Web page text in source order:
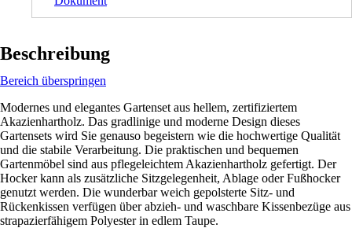
Beschreibung
Bereich überspringen
Modernes und elegantes Gartenset aus hellem, zertifiziertem
Akazienhartholz. Das gradlinige und moderne Design dieses
Gartensets wird Sie genauso begeistern wie die hochwertige Qualität
und die stabile Verarbeitung. Die praktischen und bequemen
Gartenmöbel sind aus pflegeleichtem Akazienhartholz gefertigt. Der
Hocker kann als zusätzliche Sitzgelegenheit, Ablage oder Fußhocker
genutzt werden. Die wunderbar weich gepolsterte Sitz- und
Rückenkissen verfügen über abzieh- und waschbare Kissenbezüge aus
strapazierfähigem Polyester in edlem Taupe.